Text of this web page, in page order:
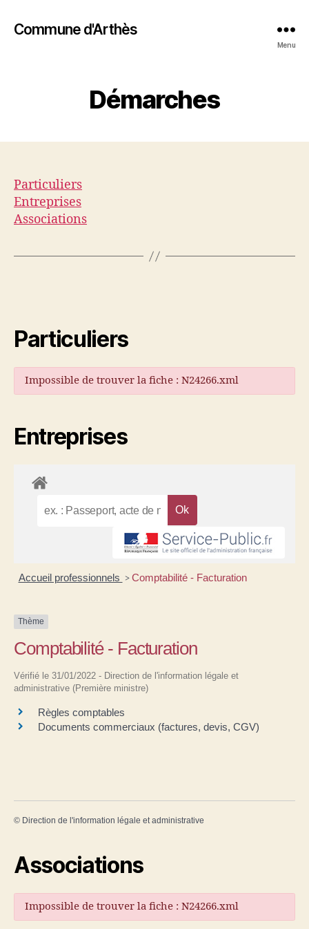
Commune d'Arthès
Menu
Démarches
Particuliers
Entreprises
Associations
Particuliers
Impossible de trouver la fiche : N24266.xml
Entreprises
Accueil professionnels > Comptabilité - Facturation
Thème
Comptabilité - Facturation
Vérifié le 31/01/2022 - Direction de l'information légale et
administrative (Première ministre)
Règles comptables
Documents commerciaux (factures, devis, CGV)
© Direction de l'information légale et administrative
Associations
Impossible de trouver la fiche : N24266.xml